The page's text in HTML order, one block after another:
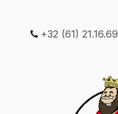
+32 (61) 21.16.69